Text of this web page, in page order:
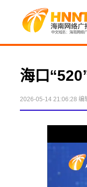
海口
2026-05-14 21:06:28 编